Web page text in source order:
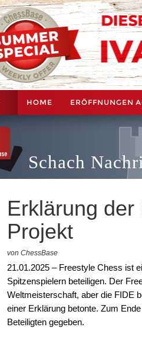
HOME ERÖFFNUNGEN
Schach
Erklärung
Projekt
von ChessBase
21.01.2025 – Freestyle Chess ist
Spitzenspielern beteiligen. Der
Weltmeisterschaft, aber die FIDE
einer Erklärung betonte. Zum
Beteiligten gegeben.